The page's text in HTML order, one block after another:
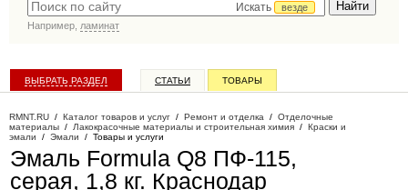
Искать
везде
Например, ламинат
ВЫБРАТЬ РАЗДЕЛ СТАТЬИ ТОВАРЫ
RMNT.RU / Каталог товаров и услуг / Ремонт и отделка / Отделочные
материалы / Лакокрасочные материалы и строительная химия / Краски и
эмали / Эмали / Товары и услуги
Эмаль Formula Q8 ПФ-115,
серая, 1,8 кг. Краснодар